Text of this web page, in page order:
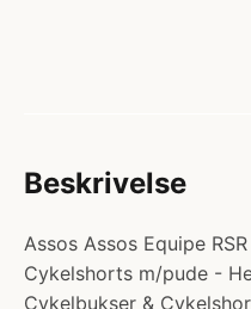
Beskrivelse
Assos Assos Equipe
Cykelshorts m/pude -
Cykelbukser &